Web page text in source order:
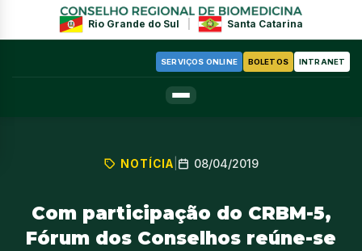
Rio Grande do Sul Santa Catarina
SERVIÇOS ONLINE BOLETOS INTRANET
NOTÍCIA 08/04/2019
Com participação do CRBM-5,
Fórum dos Conselhos reúne-se